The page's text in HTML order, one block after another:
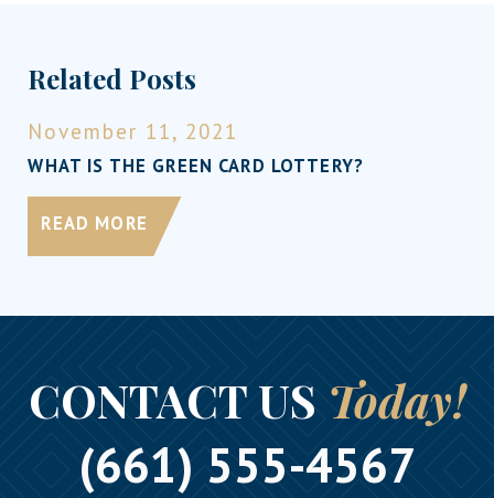
Related Posts
November 11, 2021
WHAT IS THE GREEN CARD LOTTERY?
READ MORE
CONTACT US Today!
(661) 555-4567